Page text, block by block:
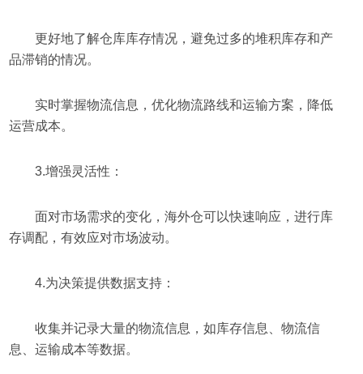
更好地了解仓库库存情况，避免过多的堆积库存和产
品滞销的情况。
实时掌握物流信息，优化物流路线和运输方案，降低
运营成本。
3.增强灵活性：
面对市场需求的变化，海外仓可以快速响应，进行库
存调配，有效应对市场波动。
4.为决策提供数据支持：
收集并记录大量的物流信息，如库存信息、物流信
息、运输成本等数据。